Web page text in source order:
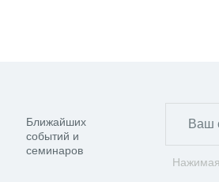
Ближайших
событий и
семинаров